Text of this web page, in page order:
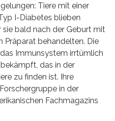
Tiere mit einer
I-Diabetes blieben
bald nach der Geburt mit
Präparat behandelten. Die
Immunsystem irrtümlich
das in der
zu finden ist. Ihre
in der
Fachmagazins